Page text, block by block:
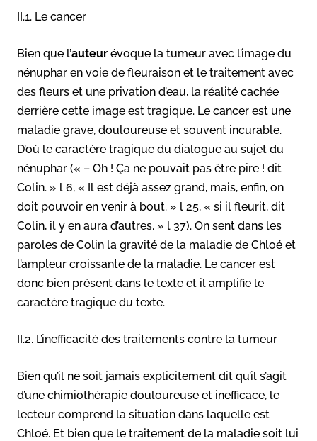
II.1. Le cancer
Bien que l’auteur évoque la tumeur avec l’image du
nénuphar en voie de fleuraison et le traitement avec
des fleurs et une privation d’eau, la réalité cachée
derrière cette image est tragique. Le cancer est une
maladie grave, douloureuse et souvent incurable.
D’où le caractère tragique du dialogue au sujet du
nénuphar (« – Oh ! Ça ne pouvait pas être pire ! dit
Colin. » l 6, « Il est déjà assez grand, mais, enfin, on
doit pouvoir en venir à bout. » l 25, « si il fleurit, dit
Colin, il y en aura d’autres. » l 37). On sent dans les
paroles de Colin la gravité de la maladie de Chloé et
l’ampleur croissante de la maladie. Le cancer est
donc bien présent dans le texte et il amplifie le
caractère tragique du texte.
II.2. L’inefficacité des traitements contre la tumeur
Bien qu’il ne soit jamais explicitement dit qu’il s’agit
d’une chimiothérapie douloureuse et inefficace, le
lecteur comprend la situation dans laquelle est
Chloé. Et bien que le traitement de la maladie soit lui